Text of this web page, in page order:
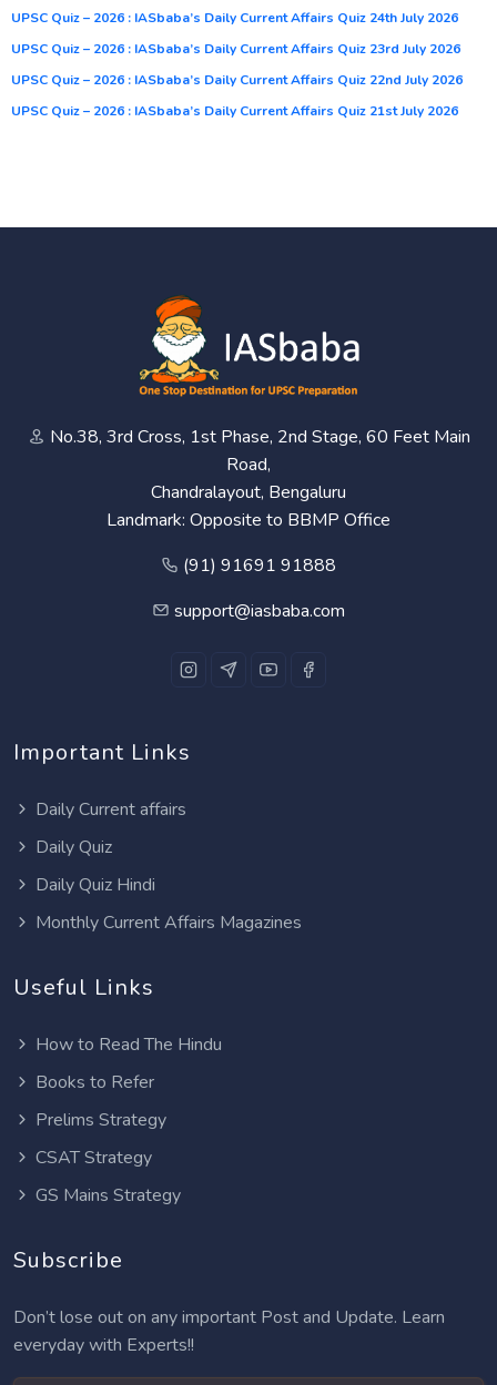
UPSC Quiz – 2026 : IASbaba’s Daily Current Affairs Quiz 24th July 2026
UPSC Quiz – 2026 : IASbaba’s Daily Current Affairs Quiz 23rd July 2026
UPSC Quiz – 2026 : IASbaba’s Daily Current Affairs Quiz 22nd July 2026
UPSC Quiz – 2026 : IASbaba’s Daily Current Affairs Quiz 21st July 2026
No.38, 3rd Cross, 1st Phase, 2nd Stage, 60 Feet Main
Road,
Chandralayout, Bengaluru
Landmark: Opposite to BBMP Office
(91) 91691 91888
support@iasbaba.com
Important Links
Daily Current affairs
Daily Quiz
Daily Quiz Hindi
Monthly Current Affairs Magazines
Useful Links
How to Read The Hindu
Books to Refer
Prelims Strategy
CSAT Strategy
GS Mains Strategy
Subscribe
Don’t lose out on any important Post and Update. Learn
everyday with Experts!!